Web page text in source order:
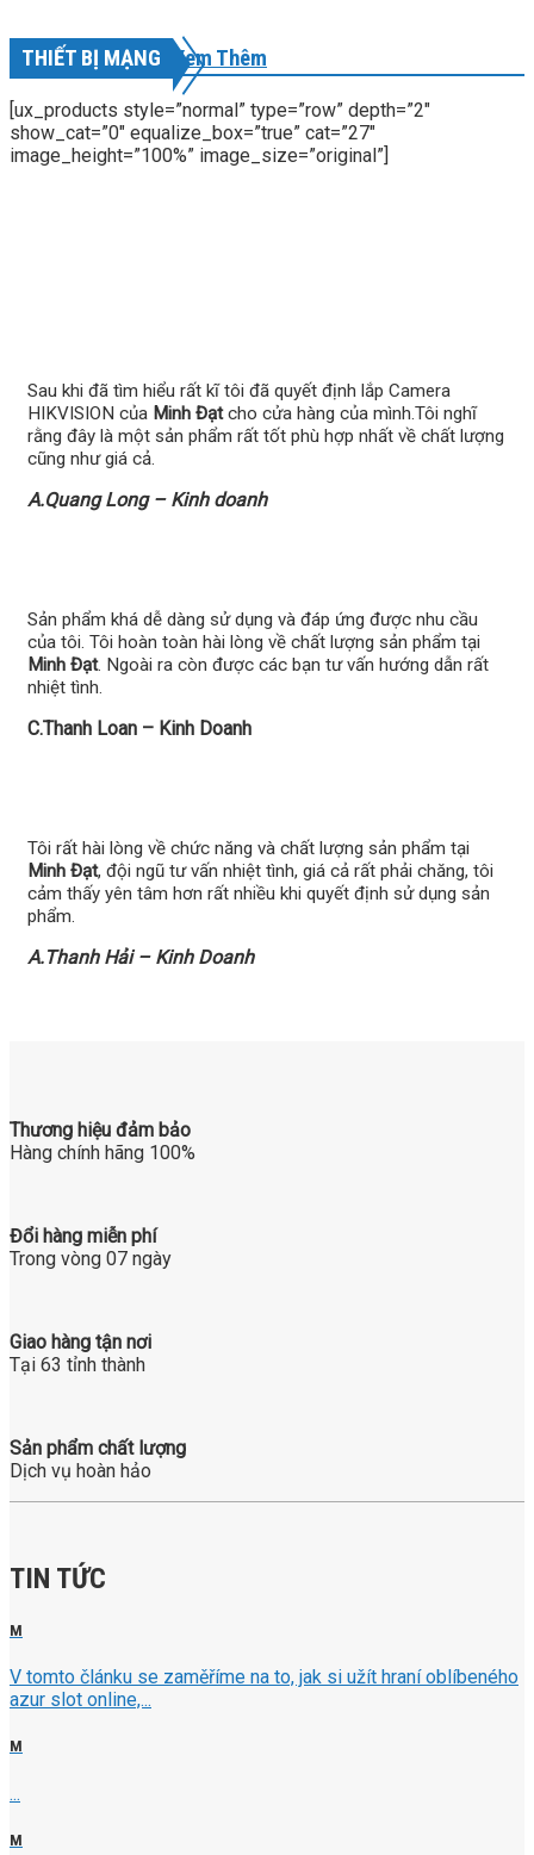
THIẾT BỊ MẠNG Xem Thêm
[ux_products style=”normal” type=”row” depth=”2″
show_cat=”0″ equalize_box=”true” cat=”27″
image_height=”100%” image_size=”original”]
Sau khi đã tìm hiểu rất kĩ tôi đã quyết định lắp Camera
HIKVISION của Minh Đạtcho cửa hàng của mình.Tôi nghĩ
rằng đây là một sản phẩm rất tốt phù hợp nhất về chất lượng
cũng như giá cả.
A.Quang Long – Kinh doanh
Sản phẩm khá dễ dàng sử dụng và đáp ứng được nhu cầu
của tôi. Tôi hoàn toàn hài lòng về chất lượng sản phẩm tại
Minh Đạt. Ngoài ra còn được các bạn tư vấn hướng dẫn rất
nhiệt tình.
C.Thanh Loan – Kinh Doanh
Tôi rất hài lòng về chức năng và chất lượng sản phẩm tại
Minh Đạt, đội ngũ tư vấn nhiệt tình, giá cả rất phải chăng, tôi
cảm thấy yên tâm hơn rất nhiều khi quyết định sử dụng sản
phẩm.
A.Thanh Hải – Kinh Doanh
Thương hiệu đảm bảo
Hàng chính hãng 100%
Đổi hàng miễn phí
Trong vòng 07 ngày
Giao hàng tận nơi
Tại 63 tỉnh thành
Sản phẩm chất lượng
Dịch vụ hoàn hảo
TIN TỨC
M
V tomto článku se zaměříme na to, jak si užít hraní oblíbeného
azur slot online,...
M
...
M